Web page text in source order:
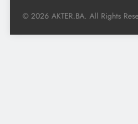
© 2026 AKTER.BA. All Rights